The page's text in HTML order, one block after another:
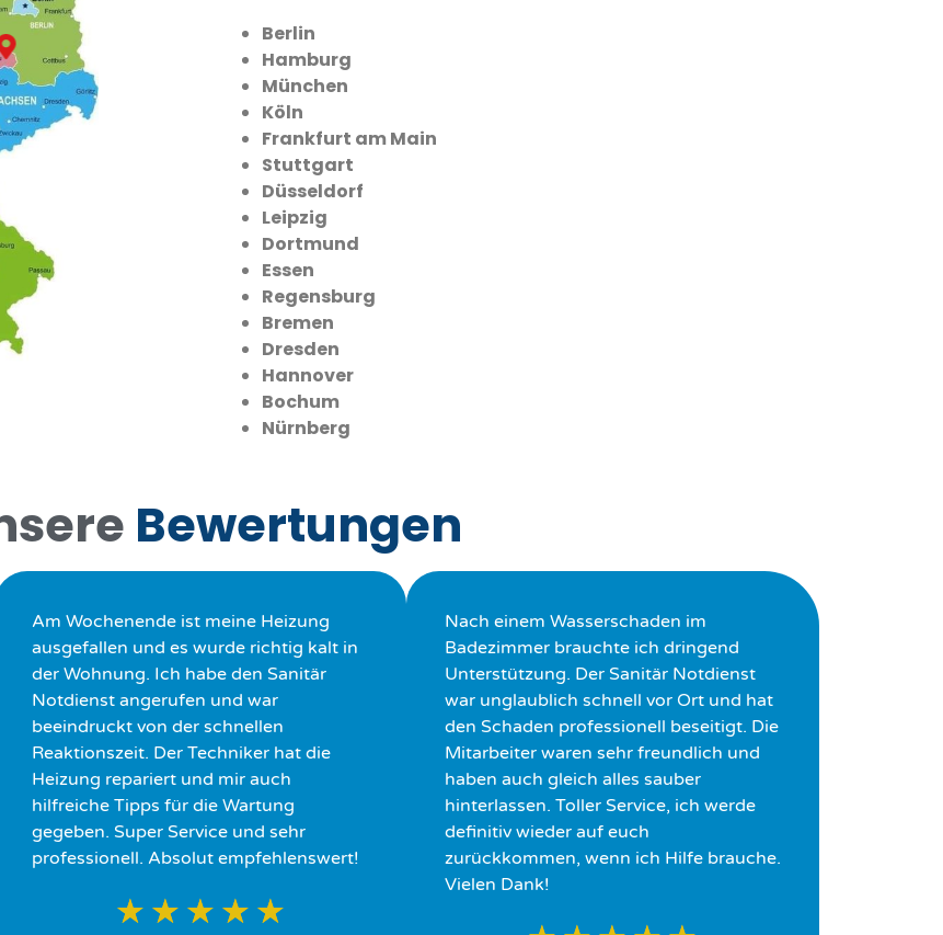
Berlin
Hamburg
München
Köln
Frankfurt am Main
Stuttgart
Düsseldorf
Leipzig
Dortmund
Essen
Regensburg
Bremen
Dresden
Hannover
Bochum
Nürnberg
Bewertungen
Am Wochenende ist meine Heizung
ausgefallen und es wurde richtig kalt in
der Wohnung. Ich habe den Sanitär
Notdienst angerufen und war
beeindruckt von der schnellen
Reaktionszeit. Der Techniker hat die
Heizung repariert und mir auch
hilfreiche Tipps für die Wartung
gegeben. Super Service und sehr
professionell. Absolut empfehlenswert!
★ ★ ★ ★ ★
Nach einem Wasserschaden im
Badezimmer brauchte ich dringend
Unterstützung. Der Sanitär Notdienst
war unglaublich schnell vor Ort und hat
den Schaden professionell beseitigt. Die
Mitarbeiter waren sehr freundlich und
haben auch gleich alles sauber
hinterlassen. Toller Service, ich werde
definitiv wieder auf euch
zurückkommen, wenn ich Hilfe brauche.
Vielen Dank!